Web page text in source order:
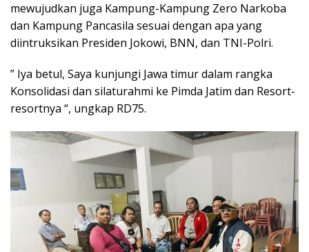
mewujudkan juga Kampung-Kampung Zero Narkoba
dan Kampung Pancasila sesuai dengan apa yang
diintruksikan Presiden Jokowi, BNN, dan TNI-Polri.
” Iya betul, Saya kunjungi Jawa timur dalam rangka
Konsolidasi dan silaturahmi ke Pimda Jatim dan Resort-
resortnya “, ungkap RD75.